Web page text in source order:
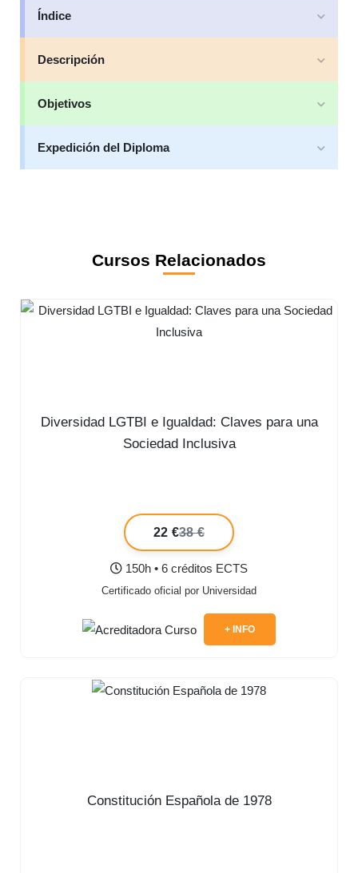
Índice
Descripción
Objetivos
Expedición del Diploma
Cursos Relacionados
Diversidad LGTBI e Igualdad: Claves para una
Sociedad Inclusiva
22 €38 €
150h • 6 créditos ECTS
Certificado oficial por Universidad
+ INFO
Constitución Española de 1978